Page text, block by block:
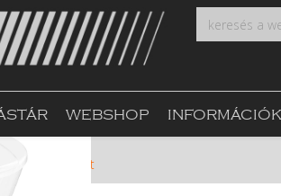
WEBSHOP INFORMÁCIÓK
4110 Toalett